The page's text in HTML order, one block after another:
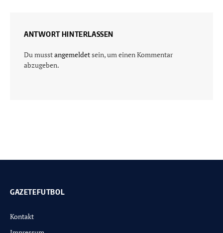
ANTWORT HINTERLASSEN
Du musstangemeldetsein, um einen Kommentar
abzugeben.
GAZETEFUTBOL
Kontakt